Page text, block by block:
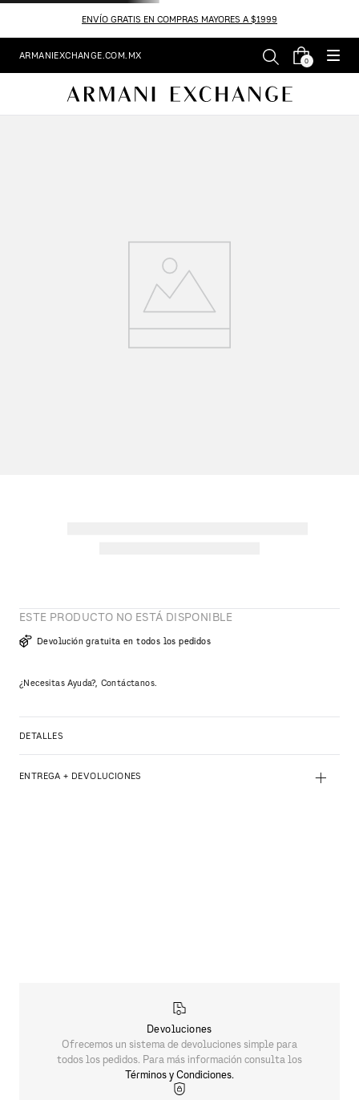
ENVÍO GRATIS EN COMPRAS MAYORES A $1999
ARMANIEXCHANGE.COM.MX 0
ESTE PRODUCTO NO ESTÁ DISPONIBLE
Devolución gratuita en todos los pedidos
¿Necesitas Ayuda?, Contáctanos.
DETALLES
ENTREGA + DEVOLUCIONES +
Devoluciones
Ofrecemos un sistema de devoluciones simple para
todos los pedidos. Para más información consulta los
Términos y Condiciones.